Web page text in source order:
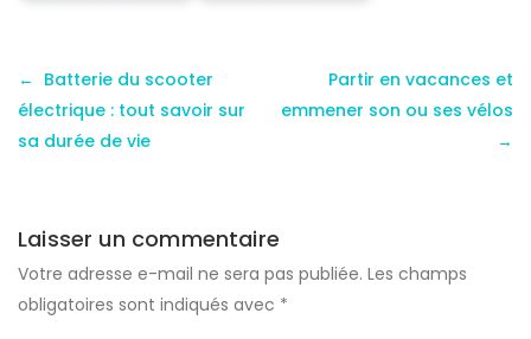
Batterie du scooter
électrique : tout savoir sur
sa durée de vie
Partir en vacances et
emmener son ou ses vélos
Laisser un commentaire
Votre adresse e-mail ne sera pas publiée. Les champs
obligatoires sont indiqués avec *